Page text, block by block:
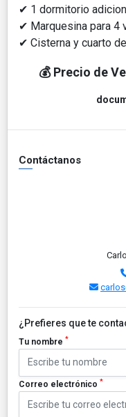
✔ 1 dormitorio
✔ Marquesina para 4
✔ Cisterna y cuarto
💰Precio de
Contáctanos
¿Prefieres que te
Tu nombre *
Correo electrónico *